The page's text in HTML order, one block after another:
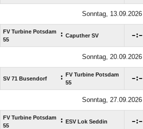
Sonntag, 13.09.2026
FV Turbine Potsdam
55
: Caputher SV :
Sonntag, 20.09.2026
SV 71 Busendorf : FV Turbine Potsdam
55
:
Sonntag, 27.09.2026
FV Turbine Potsdam
55
: ESV Lok Seddin :